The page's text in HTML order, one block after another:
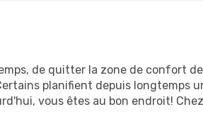
de quitter la zone de confort
planifient depuis longtemps
vous êtes au bon endroit! Chez